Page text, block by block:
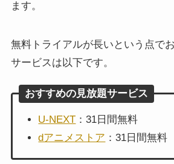
ます。
無料トライアルが長いという点で
サービスは以下です。
おすすめの見放題サービス
U-NEXT ：31日間無料
dアニメストア ：31日間無料